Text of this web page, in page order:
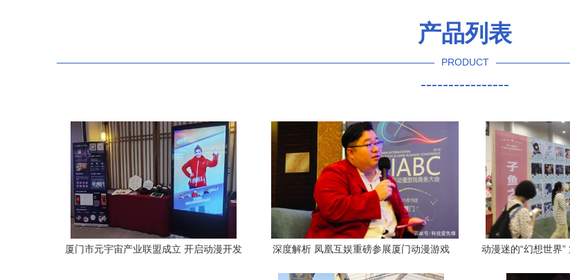
产品列表
PRODUCT
----------------
厦门市元宇宙产业联盟成立 开启动漫开发
深度解析 凤凰互娱重磅参展厦门动漫游戏
动漫迷的“幻想世界